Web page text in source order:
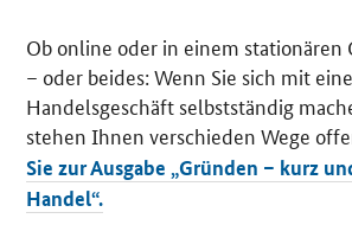
Obonline oder in einem stationären
– oder beides: Wenn Sie sich mit
Handelsgeschäft selbstständig
stehen Ihnen verschieden Wege
Sie zur Ausgabe „Gründen – kurz
Handel“.